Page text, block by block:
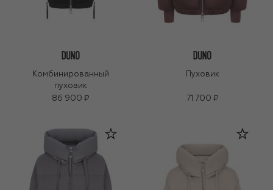
Комбинированный
пуховик
86 900 ₽
Пуховик
71 700 ₽